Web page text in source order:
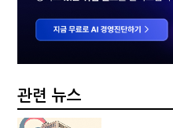
관련 뉴스